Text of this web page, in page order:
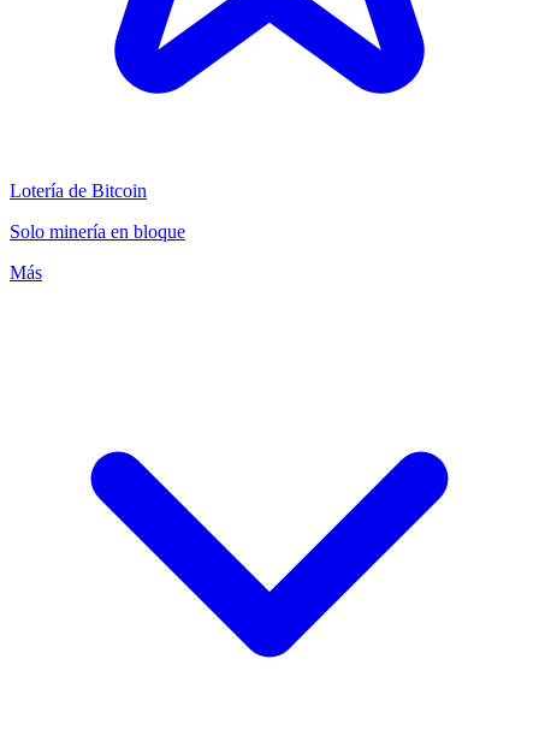
Lotería de Bitcoin
Solo minería en bloque
Más